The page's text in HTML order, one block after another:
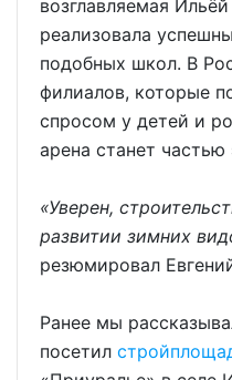
возглавляемая
реализовала
подобных школ. В
филиалов, которые
спросом у детей и
арена станет частью
«Уверен,
развитии зимних
резюмировал
Ранее мы
посетил